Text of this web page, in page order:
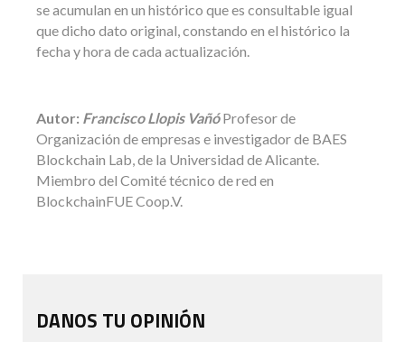
se acumulan en un histórico que es consultable igual
que dicho dato original, constando en el histórico la
fecha y hora de cada actualización.
Autor: Francisco Llopis VañóProfesor de
Organización de empresas e investigador de BAES
Blockchain Lab, de la Universidad de Alicante.
Miembro del Comité técnico de red en
BlockchainFUE Coop.V.
DANOS TU OPINIÓN